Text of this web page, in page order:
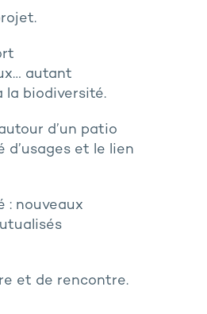
autant
la biodiversité.
d’un patio
et le lien
: nouveaux
et de rencontre.